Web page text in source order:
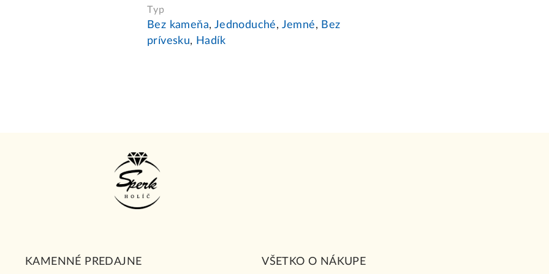
Typ
Bez kameňa, Jednoduché, Jemné, Bez
prívesku, Hadík
KAMENNÉ PREDAJNE VŠETKO O NÁKUPE